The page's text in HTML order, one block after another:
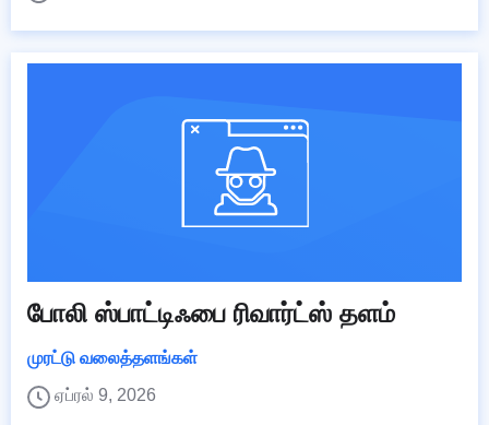
போலி ஸ்பாட்டிஃபை ரிவார்ட்ஸ் தளம்
முரட்டு வலைத்தளங்கள்
ஏப்ரல் 9, 2026